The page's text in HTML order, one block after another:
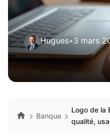
Hugues•3 mars
Banque
Logo de la
qualité,